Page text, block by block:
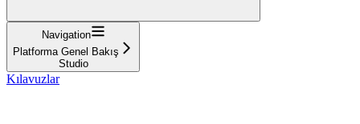
Navigation
Platforma Genel Bakış
Studio
Kılavuzlar